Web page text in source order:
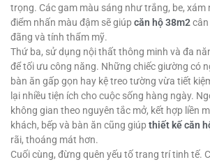
trọng. Các gam màu sáng như trắng, be, xám
điểm nhấn màu đậm sẽ giúp căn hộ 38m2
đãng và tính thẩm mỹ.
Thứ ba, sử dụng nội thất thông minh và đa
để tối ưu công năng. Những chiếc giường có
bàn ăn gấp gọn hay kệ treo tường vừa tiết
lại nhiều tiện ích cho cuộc sống hàng ngày.
không gian theo nguyên tắc mở, kết hợp liền
khách, bếp và bàn ăn cũng giúp thiết kế căn
rãi, thoáng mát hơn.
Cuối cùng, đừng quên yếu tố trang trí tinh tế.